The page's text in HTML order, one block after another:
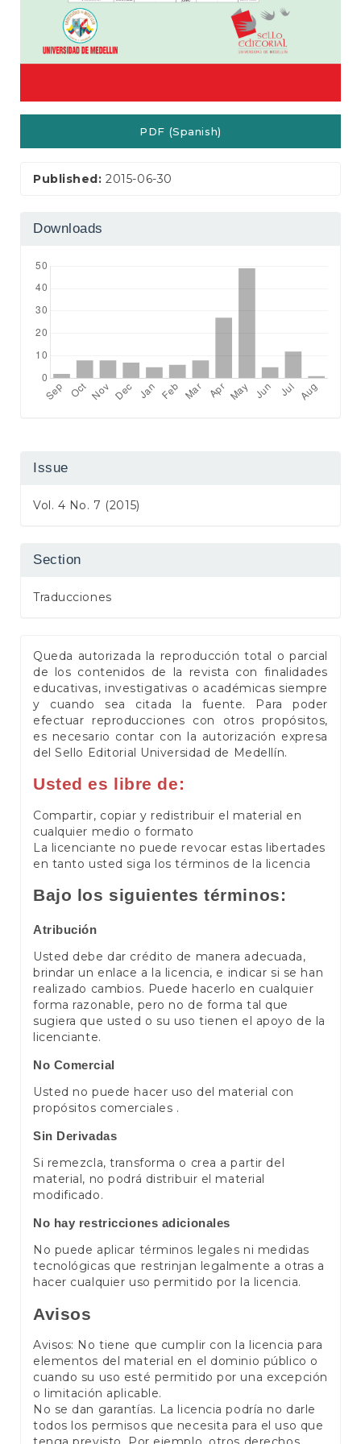
PDF (Spanish)
Published:2015-06-30
Downloads
Issue
Vol. 4 No. 7 (2015)
Section
Traducciones
Queda autorizada la reproducción total o parcial
de los contenidos de la revista con finalidades
educativas, investigativas o académicas siempre
y cuando sea citada la fuente. Para poder
efectuar reproducciones con otros propósitos,
es necesario contar con la autorización expresa
del Sello Editorial Universidad de Medellín.
Usted es libre de:
Compartir, copiar y redistribuir el material en
cualquier medio o formato
La licenciante no puede revocar estas libertades
en tanto usted siga los términos de la licencia
Bajo los siguientes términos:
Atribución
Usted debe dar crédito de manera adecuada,
brindar un enlace a la licencia, e indicar si se han
realizado cambios. Puede hacerlo en cualquier
forma razonable, pero no de forma tal que
sugiera que usted o su uso tienen el apoyo de la
licenciante.
No Comercial
Usted no puede hacer uso del material con
propósitos comerciales .
Sin Derivadas
Si remezcla, transforma o crea a partir del
material, no podrá distribuir el material
modificado.
No hay restricciones adicionales
No puede aplicar términos legales ni medidas
tecnológicas que restrinjan legalmente a otras a
hacer cualquier uso permitido por la licencia.
Avisos
Avisos: No tiene que cumplir con la licencia para
elementos del material en el dominio público o
cuando su uso esté permitido por una excepción
o limitación aplicable.
No se dan garantías. La licencia podría no darle
todos los permisos que necesita para el uso que